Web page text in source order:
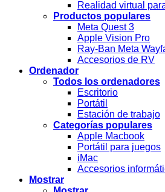
Realidad virtual
Productos populares
Meta Quest 3
Apple Vision Pro
Ray-Ban Meta
Accesorios de RV
Ordenador
Todos los ordenadores
Escritorio
Portátil
Estación de trabajo
Categorías populares
Apple Macbook
Portátil para juegos
iMac
Accesorios
Mostrar